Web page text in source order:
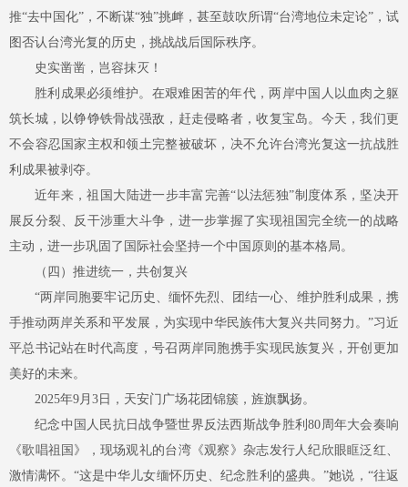
推“去中国化”，不断谋“独”挑衅，甚至鼓吹所谓“台湾地位未定论”，试
图否认台湾光复的历史，挑战战后国际秩序。
史实凿凿，岂容抹灭！
胜利成果必须维护。在艰难困苦的年代，两岸中国人以血肉之躯
筑长城，以铮铮铁骨战强敌，赶走侵略者，收复宝岛。今天，我们更
不会容忍国家主权和领土完整被破坏，决不允许台湾光复这一抗战胜
利成果被剥夺。
近年来，祖国大陆进一步丰富完善“以法惩独”制度体系，坚决开
展反分裂、反干涉重大斗争，进一步掌握了实现祖国完全统一的战略
主动，进一步巩固了国际社会坚持一个中国原则的基本格局。
（四）推进统一，共创复兴
“两岸同胞要牢记历史、缅怀先烈、团结一心、维护胜利成果，携
手推动两岸关系和平发展，为实现中华民族伟大复兴共同努力。”习近
平总书记站在时代高度，号召两岸同胞携手实现民族复兴，开创更加
美好的未来。
2025年9月3日，天安门广场花团锦簇，旌旗飘扬。
纪念中国人民抗日战争暨世界反法西斯战争胜利80周年大会奏响
《歌唱祖国》，现场观礼的台湾《观察》杂志发行人纪欣眼眶泛红、
激情满怀。“这是中华儿女缅怀历史、纪念胜利的盛典。”她说，“往返